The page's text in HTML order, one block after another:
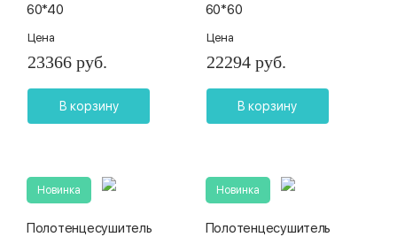
60*40
Цена
23366 руб.
В корзину
60*60
Цена
22294 руб.
В корзину
Новинка
Полотенцесушитель
Новинка
Полотенцесушитель